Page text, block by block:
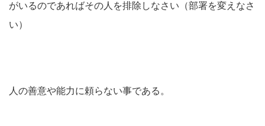
がいるのであればその人を排除しなさい（部署を変えなさ
い）
人の善意や能力に頼らない事である。